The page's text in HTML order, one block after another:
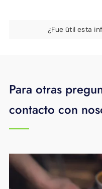
¿Fue útil esta
Para otras
contacto con